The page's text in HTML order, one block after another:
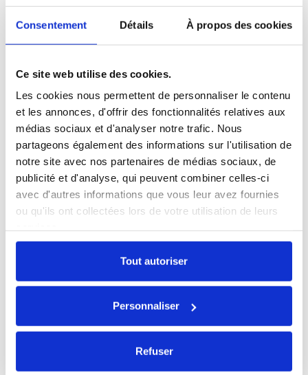
Consentement Détails À propos des cookies
Ce site web utilise des cookies.
Les cookies nous permettent de personnaliser le contenu
et les annonces, d'offrir des fonctionnalités relatives aux
médias sociaux et d'analyser notre trafic. Nous
partageons également des informations sur l'utilisation de
notre site avec nos partenaires de médias sociaux, de
publicité et d'analyse, qui peuvent combiner celles-ci
avec d'autres informations que vous leur avez fournies
ou qu'ils ont collectées lors de votre utilisation de leurs
Tout autoriser
Personnaliser
Refuser
AirPods Pro 1 MageSafe
146,30 €